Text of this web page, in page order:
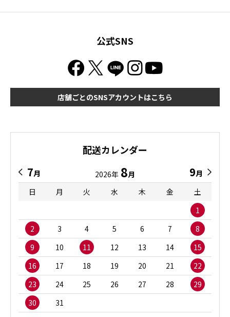
公式SNS
店舗ごとのSNSアカウントはこちら
配送カレンダー
7月 2026年 8月 9月
日
月 火 水 木 金
土
1
2
3 4 5 6 7
8
9
10 11 12 13 14
15
16
17 18 19 20 21
22
23
24 25 26 27 28
29
30
31